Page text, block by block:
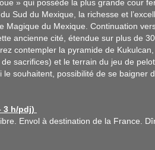
» qui possède la plus grande cour
Sud du Mexique, la richesse et
Magique du Mexique. Continuation
ancienne cité, étendue sur plus de
contempler la pyramide de
sacrifices) et le terrain du jeu de
souhaitent, possibilité de se baigner
3 h/pdj)
Envol à destination de la France.